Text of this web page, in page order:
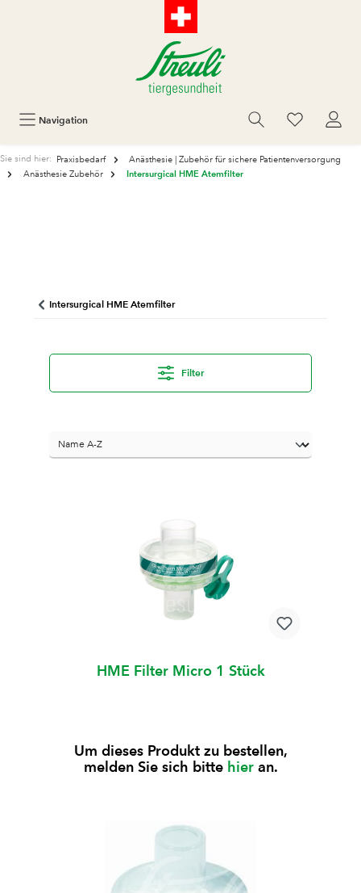
Navigation
Sie sind hier: Praxisbedarf
Anästhesie | Zubehör für sichere Patientenversorgung
Anästhesie Zubehör
Intersurgical HME Atemfilter
Intersurgical HME Atemfilter
Filter
HME Filter Micro 1 Stück
Um dieses Produkt zu bestellen,
melden Sie sich bitte hieran.